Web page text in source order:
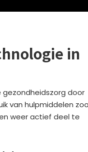
in
door
van hulpmiddelen
weer actief deel te